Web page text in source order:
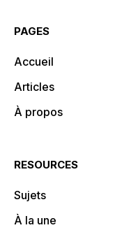
PAGES
Accueil
Articles
À propos
RESOURCES
Sujets
À la une